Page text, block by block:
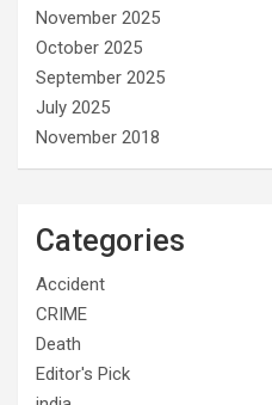
November 2025
October 2025
September 2025
July 2025
November 2018
Categories
Accident
CRIME
Death
Editor's Pick